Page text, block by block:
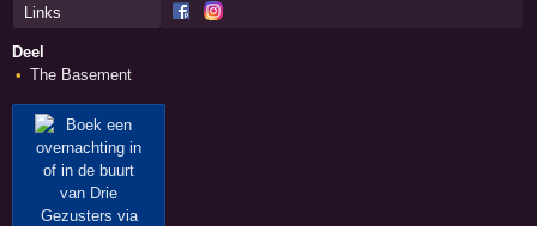
Links
Deel
The Basement